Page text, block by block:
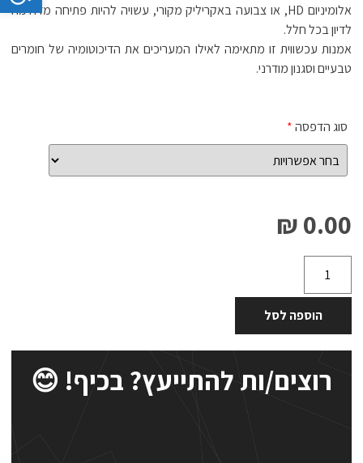
אלומיניום HD, או צבועה באקריליק מקורי, עשויה להיות פתיחה מדהימה
לדיון בכל חלל.
אמנות עכשווית זו מתאימה לאילו המעריכים את הדיכוטומיה של חומרים
טבעיים וסגנון מודרני.
סוג הדפסה*
0.00 ₪
הוספה לסל
רוצים/ות להתייעץ? בכיף! 😊